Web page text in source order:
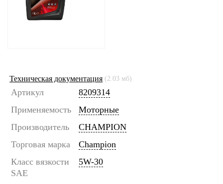
Техническая документация (2.03 мб)
Артикул
8209314
Применяемость
Моторные
Производитель
CHAMPION
Торговая марка
Champion
Класс вязкости
SAE
5W-30